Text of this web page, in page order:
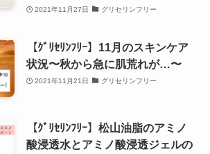
2021年11月27日 グリセリンフリー
【ｸﾞﾘｾﾘﾝﾌﾘｰ】11月のスキンケア
状況〜秋から急に肌荒れが…〜
2021年11月21日 グリセリンフリー
【ｸﾞﾘｾﾘﾝﾌﾘｰ】松山油脂のアミノ
酸浸透水とアミノ酸浸透ジェルの